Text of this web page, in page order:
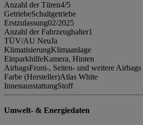
Anzahl der Türen4/5
GetriebeSchaltgetriebe
Erstzulassung02/2025
Anzahl der Fahrzeughalter1
TÜV/AU NeuJa
KlimatisierungKlimaanlage
EinparkhilfeKamera, Hinten
AirbagsFront-, Seiten- und weitere Airbags
Farbe (Hersteller)Atlas White
InnenausstattungStoff
Umwelt- & Energiedaten